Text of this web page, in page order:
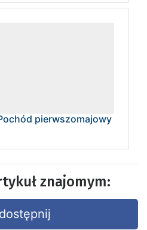
pierwszomajowy
znajomym: